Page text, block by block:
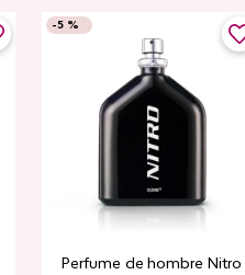
-5 %
Perfume de hombre Nitro